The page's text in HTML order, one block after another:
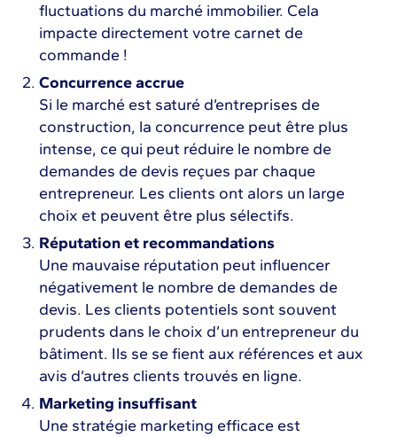
fluctuations du marché immobilier. Cela
impacte directement votre carnet de
commande !
Concurrence accrue
Si le marché est saturé d’entreprises de
construction, la concurrence peut être plus
intense, ce qui peut réduire le nombre de
demandes de devis reçues par chaque
entrepreneur. Les clients ont alors un large
choix et peuvent être plus sélectifs.
Réputation et recommandations
Une mauvaise réputation peut influencer
négativement le nombre de demandes de
devis. Les clients potentiels sont souvent
prudents dans le choix d’un entrepreneur du
bâtiment. Ils se se fient aux références et aux
avis d’autres clients trouvés en ligne.
Marketing insuffisant
Une stratégie marketing efficace est